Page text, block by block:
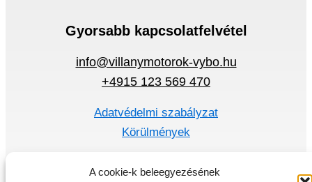
A cookie-k beleegyezésének
Gyorsabb kapcsolatfelvétel
info@villanymotorok-vybo.hu
+4915 123 569 470
Adatvédelmi szabályzat
Körülmények